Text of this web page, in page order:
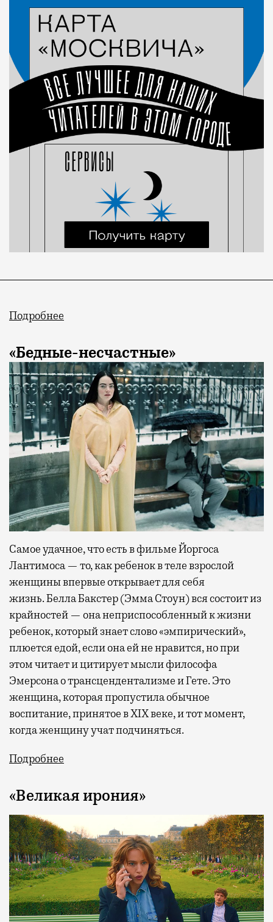
Подробнее
«Бедные-несчастные»
Самое удачное, что есть в фильме Йоргоса
Лантимоса — то, как ребенок в теле взрослой
женщины впервые открывает для себя
жизнь. Белла Бакстер (Эмма Стоун) вся состоит из
крайностей — она неприспособленный к жизни
ребенок, который знает слово «эмпирический»,
плюется едой, если она ей не нравится, но при
этом читает и цитирует мысли философа
Эмерсона о трансцендентализме и Гете. Это
женщина, которая пропустила обычное
воспитание, принятое в XIX веке, и тот момент,
когда женщину учат подчиняться.
Подробнее
«Великая ирония»